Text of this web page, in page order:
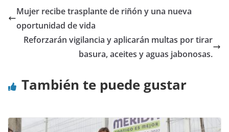
Mujer recibe trasplante de riñón y una nueva
oportunidad de vida
Reforzarán vigilancia y aplicarán multas por tirar
basura, aceites y aguas jabonosas.
También te puede gustar